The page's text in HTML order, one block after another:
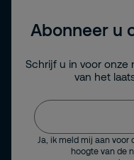
Abonneer u
Schrijf u in voor onze
van het
Ja, ik meld mij aan
hoogte van de